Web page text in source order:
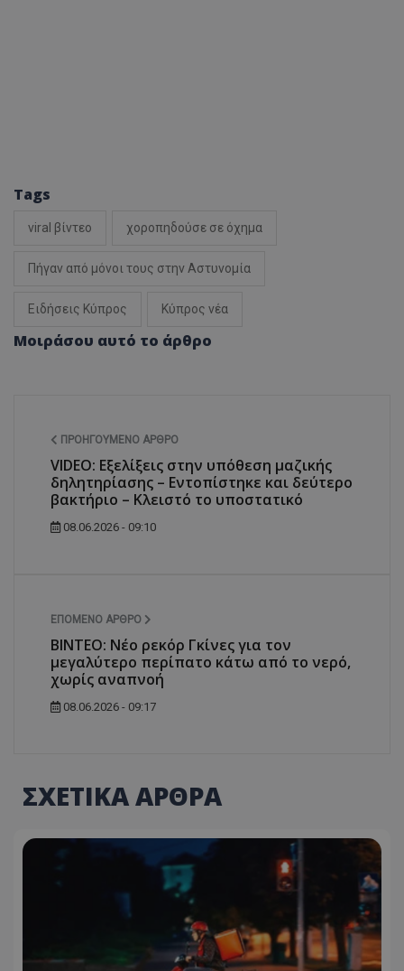
Tags
viral βίντεο χοροπηδούσε σε όχημα
Πήγαν από μόνοι τους στην Αστυνομία
Ειδήσεις Κύπρος Κύπρος νέα
Μοιράσου αυτό το άρθρο
ΠΡΟΗΓΟΎΜΕΝΟ ΆΡΘΡΟ
VIDEO: Εξελίξεις στην υπόθεση μαζικής
δηλητηρίασης – Εντοπίστηκε και δεύτερο
βακτήριο – Κλειστό το υποστατικό
08.06.2026 - 09:10
ΕΠΌΜΕΝΟ ΆΡΘΡΟ
ΒΙΝΤΕΟ: Νέο ρεκόρ Γκίνες για τον
μεγαλύτερο περίπατο κάτω από το νερό,
χωρίς αναπνοή
08.06.2026 - 09:17
ΣΧΕΤΙΚΑ ΑΡΘΡΑ